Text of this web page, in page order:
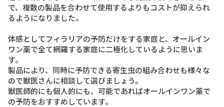
で、複数の製品を合わせて使用するよりもコストが抑えられ
るようになりました。
体感としてフィラリアの予防だけをする家庭と、オールイン
ワン薬で全て網羅する家庭に二極化しているように思いま
す。
製品により、同時に予防できる寄生虫の組み合わせも様々な
ので獣医さんに相談して選びましょう。
獣医師的にも個人的にも、可能であればオールインワン薬で
の予防をおすすめしています。